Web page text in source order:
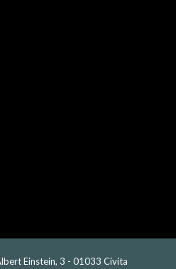
Einstein, 3 - 01033 Civita